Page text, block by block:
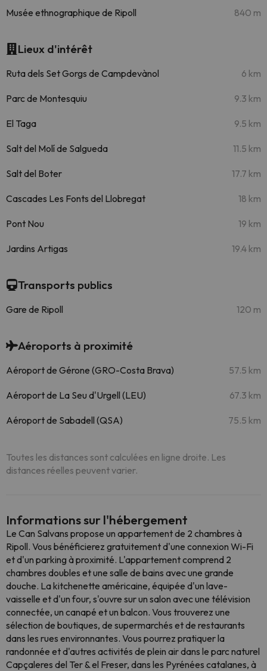
Musée ethnographique de Ripoll 840 m
Lieux d'intérêt
Ruta dels Set Gorgs de Campdevànol 6 km
Parc de Montesquiu 9.3 km
El Taga 9.5 km
Salt del Molí de Salgueda 11.5 km
Salt del Boter 17.7 km
Cascades Les Fonts del Llobregat 18 km
Pont Nou 19 km
Jardins Artigas 19.4 km
Transports publics
Gare de Ripoll 120 m
Aéroports à proximité
Aéroport de Gérone (GRO-Costa Brava) 57.5 km
Aéroport de La Seu d'Urgell (LEU) 67.3 km
Aéroport de Sabadell (QSA) 75.5 km
Toutes les distances sont calculées en ligne droite. Les
distances réelles peuvent varier.
Informations sur l'hébergement
Le Can Salvans propose un appartement de 2 chambres à
Ripoll. Vous bénéficierez gratuitement d'une connexion Wi-Fi
et d'un parking à proximité. L'appartement comprend 2
chambres doubles et une salle de bains avec une grande
douche. La kitchenette américaine, équipée d'un lave-
vaisselle et d'un four, s'ouvre sur un salon avec une télévision
connectée, un canapé et un balcon. Vous trouverez une
sélection de boutiques, de supermarchés et de restaurants
dans les rues environnantes. Vous pourrez pratiquer la
randonnée et d'autres activités de plein air dans le parc naturel
Capçaleres del Ter & el Freser, dans les Pyrénées catalanes, à